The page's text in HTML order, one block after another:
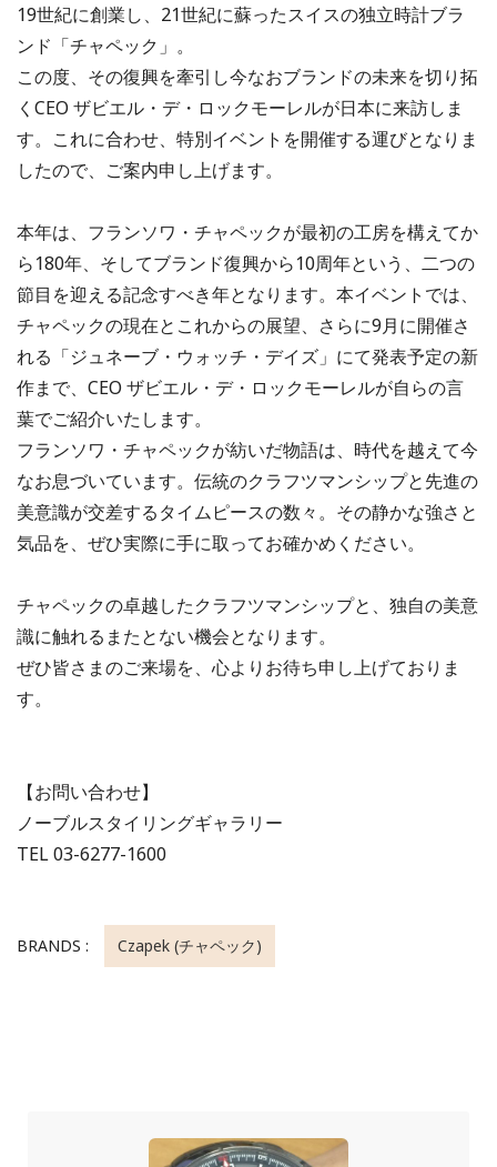
19世紀に創業し、21世紀に蘇ったスイスの独立時計ブラ
ンド「チャペック」。
この度、その復興を牽引し今なおブランドの未来を切り拓
くCEO ザビエル・デ・ロックモーレルが日本に来訪しま
す。これに合わせ、特別イベントを開催する運びとなりま
したので、ご案内申し上げます。
本年は、フランソワ・チャペックが最初の工房を構えてか
ら180年、そしてブランド復興から10周年という、二つの
節目を迎える記念すべき年となります。本イベントでは、
チャペックの現在とこれからの展望、さらに9月に開催さ
れる「ジュネーブ・ウォッチ・デイズ」にて発表予定の新
作まで、CEO ザビエル・デ・ロックモーレルが自らの言
葉でご紹介いたします。
フランソワ・チャペックが紡いだ物語は、時代を越えて今
なお息づいています。伝統のクラフツマンシップと先進の
美意識が交差するタイムピースの数々。その静かな強さと
気品を、ぜひ実際に手に取ってお確かめください。
チャペックの卓越したクラフツマンシップと、独自の美意
識に触れるまたとない機会となります。
ぜひ皆さまのご来場を、心よりお待ち申し上げておりま
す。
【お問い合わせ】
ノーブルスタイリングギャラリー
TEL 03-6277-1600
BRANDS : Czapek (チャペック)